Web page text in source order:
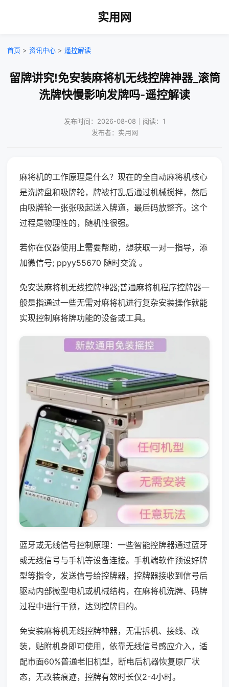
实用网
首页 > 资讯中心 > 遥控解读
留牌讲究!免安装麻将机无线控牌神器_滚筒
洗牌快慢影响发牌吗-遥控解读
发布时间：2026-08-08｜阅读：1
发布者：实用网
麻将机的工作原理是什么？现在的全自动麻将机核心
是洗牌盘和吸牌轮，牌被打乱后通过机械搅拌，然后
由吸牌轮一张张吸起送入牌道，最后码放整齐。这个
过程是物理性的，随机性很强。
若你在仪器使用上需要帮助，想获取一对一指导，添
加微信号; ppyy55670 随时交流 。
免安装麻将机无线控牌神器;普通麻将机程序控牌器一
般是指通过一些无需对麻将机进行复杂安装操作就能
实现控制麻将牌功能的设备或工具。
蓝牙或无线信号控制原理：一些智能控牌器通过蓝牙
或无线信号与手机等设备连接。手机端软件预设好牌
型等指令，发送信号给控牌器，控牌器接收到信号后
驱动内部微型电机或机械结构，在麻将机洗牌、码牌
过程中进行干预，达到控牌目的。
免安装麻将机无线控牌神器，无需拆机、接线、改
装，贴附机身即可使用，依靠无线信号感应介入，适
配市面60%普通老旧机型，断电后机器恢复原厂状
态，无改装痕迹，控牌有效时长仅2-4小时。